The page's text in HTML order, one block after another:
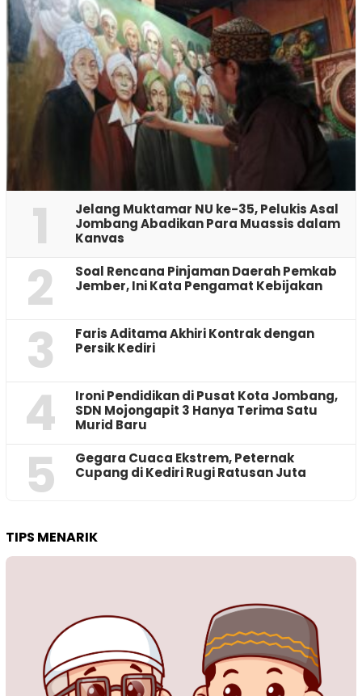
1
Jelang Muktamar NU ke-35, Pelukis Asal
Jombang Abadikan Para Muassis dalam
Kanvas
2
‎Soal Rencana Pinjaman Daerah Pemkab
Jember, Ini Kata Pengamat Kebijakan ‎
3
Faris Aditama Akhiri Kontrak dengan
Persik Kediri
4
Ironi Pendidikan di Pusat Kota Jombang,
SDN Mojongapit 3 Hanya Terima Satu
Murid Baru
5
‎Gegara Cuaca Ekstrem, Peternak
Cupang di Kediri Rugi Ratusan Juta
TIPS MENARIK